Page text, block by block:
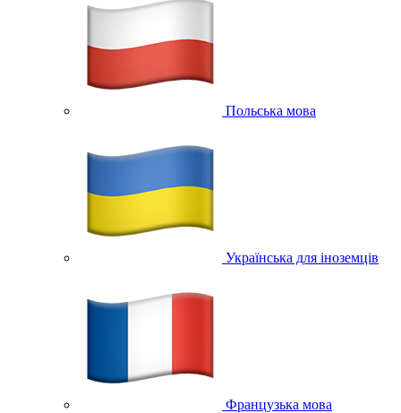
Польська мова
Українська для іноземців
Французька мова